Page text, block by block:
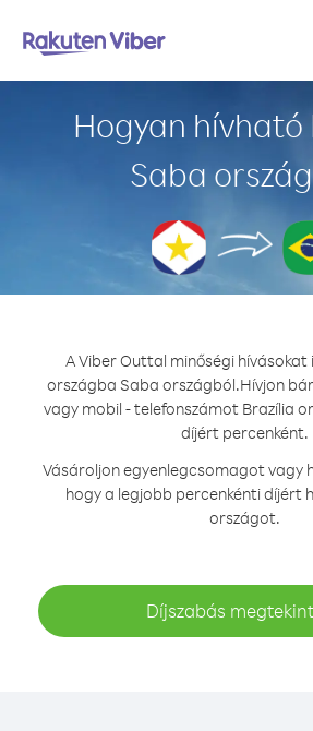
Hogyan hívható
Saba
A Viber Outtal minőségi
országba Saba országból.Hívjon
vagy mobil - telefonszámot Brazília
díjért percenként.
Vásároljon egyenlegcsomagot vagy
hogy a legjobb percenkénti díjért
országot.
Díjszabás